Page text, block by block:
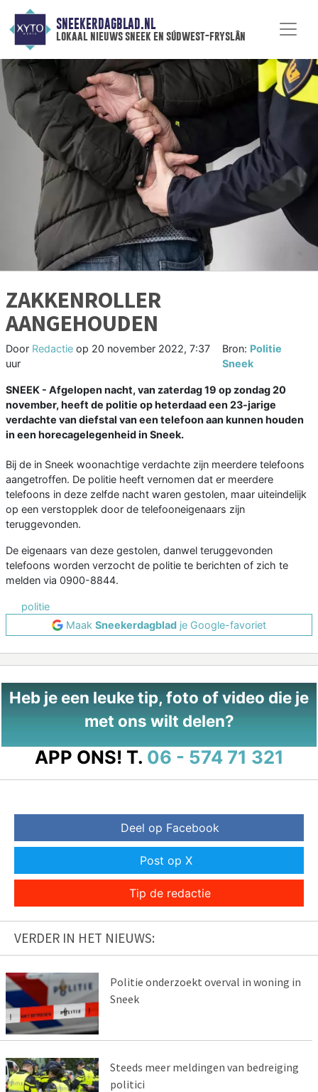
SNEEKERDAGBLAD.NL
lokaal nieuws sneek en súdwest-fryslân
ZAKKENROLLER
AANGEHOUDEN
Door Redactie op 20 november 2022, 7:37
uur
Bron: Politie
Sneek
SNEEK - Afgelopen nacht, van zaterdag 19 op zondag 20
november, heeft de politie op heterdaad een 23-jarige
verdachte van diefstal van een telefoon aan kunnen houden
in een horecagelegenheid in Sneek.
Bij de in Sneek woonachtige verdachte zijn meerdere telefoons
aangetroffen. De politie heeft vernomen dat er meerdere
telefoons in deze zelfde nacht waren gestolen, maar uiteindelijk
op een verstopplek door de telefooneigenaars zijn
teruggevonden.
De eigenaars van deze gestolen, danwel teruggevonden
telefoons worden verzocht de politie te berichten of zich te
melden via 0900-8844.
politie
Maak Sneekerdagblad je Google-favoriet
Heb je een leuke tip, foto of video die je
met ons wilt delen?
APP ONS! T. 06 - 574 71 321
Deel op Facebook
Post op X
Tip de redactie
VERDER IN HET NIEUWS:
Politie onderzoekt overval in woning in
Sneek
Steeds meer meldingen van bedreiging
politici